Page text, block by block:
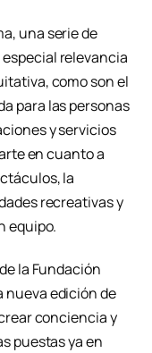
una serie de
relevancia
como son el
para las personas
y servicios
en cuanto a
la
recreativas y
equipo.
la Fundación
nueva edición de
conciencia y
puestas ya en